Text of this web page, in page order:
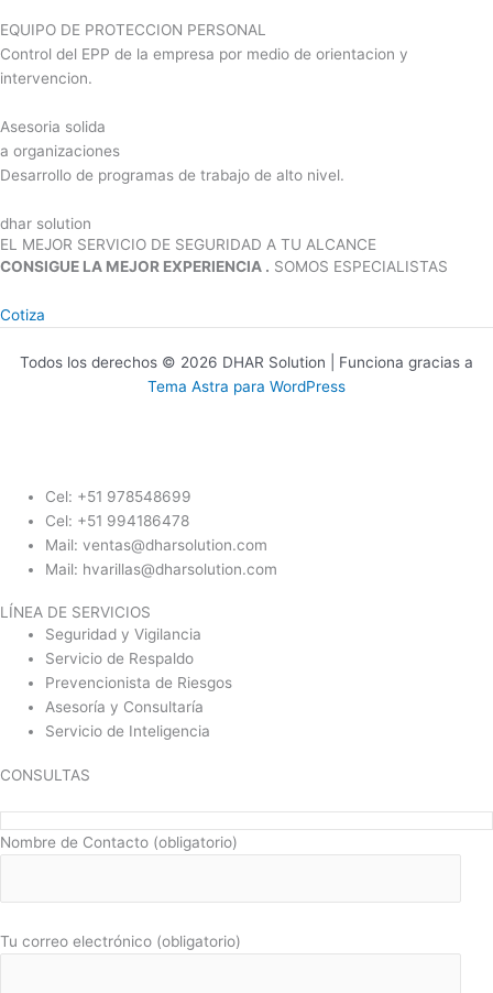
EQUIPO DE PROTECCION PERSONAL
Control del EPP de la empresa por medio de orientacion y
intervencion.
Asesoria solida
a organizaciones
Desarrollo de programas de trabajo de alto nivel.
dhar solution
EL MEJOR SERVICIO DE SEGURIDAD A TU ALCANCE
CONSIGUE LA MEJOR EXPERIENCIA . SOMOS ESPECIALISTAS
Cotiza
Todos los derechos © 2026 DHAR Solution | Funciona gracias a
Tema Astra para WordPress
Cel: +51 978548699
Cel: +51 994186478
Mail: ventas@dharsolution.com
Mail: hvarillas@dharsolution.com
LÍNEA DE SERVICIOS
Seguridad y Vigilancia
Servicio de Respaldo
Prevencionista de Riesgos
Asesoría y Consultaría
Servicio de Inteligencia
CONSULTAS
Nombre de Contacto (obligatorio)
Tu correo electrónico (obligatorio)